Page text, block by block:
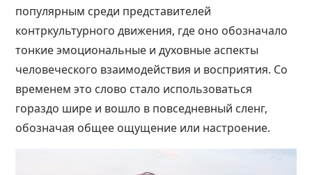
популярным среди представителей
контркультурного движения, где оно обозначало
тонкие эмоциональные и духовные аспекты
человеческого взаимодействия и восприятия. Со
временем это слово стало использоваться
гораздо шире и вошло в повседневный сленг,
обозначая общее ощущение или настроение.